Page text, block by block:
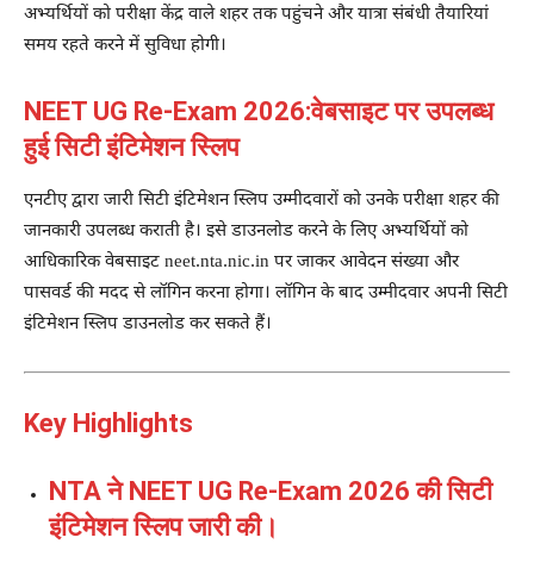
अभ्यर्थियों को परीक्षा केंद्र वाले शहर तक पहुंचने और यात्रा संबंधी तैयारियां
समय रहते करने में सुविधा होगी।
NEET UG Re-Exam 2026:वेबसाइट पर उपलब्ध
हुई सिटी इंटिमेशन स्लिप
एनटीए द्वारा जारी सिटी इंटिमेशन स्लिप उम्मीदवारों को उनके परीक्षा शहर की
जानकारी उपलब्ध कराती है। इसे डाउनलोड करने के लिए अभ्यर्थियों को
आधिकारिक वेबसाइट neet.nta.nic.in पर जाकर आवेदन संख्या और
पासवर्ड की मदद से लॉगिन करना होगा। लॉगिन के बाद उम्मीदवार अपनी सिटी
इंटिमेशन स्लिप डाउनलोड कर सकते हैं।
Key Highlights
NTA ने NEET UG Re-Exam 2026 की सिटी
इंटिमेशन स्लिप जारी की।